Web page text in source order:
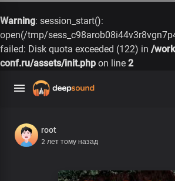
Warning: session_start():
open(/tmp/
failed: Disk quota exceeded (122) in /
conf.ru/assets/init.php on line 2
root
2 лет тому назад